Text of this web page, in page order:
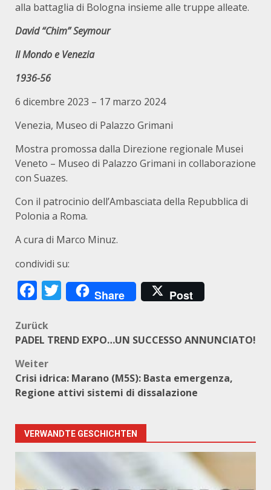
alla battaglia di Bologna insieme alle truppe alleate.
David “Chim” Seymour
Il Mondo e Venezia
1936-56
6 dicembre 2023 – 17 marzo 2024
Venezia, Museo di Palazzo Grimani
Mostra promossa dalla Direzione regionale Musei
Veneto – Museo di Palazzo Grimani in collaborazione
con Suazes.
Con il patrocinio dell’Ambasciata della Repubblica di
Polonia a Roma.
A cura di Marco Minuz.
condividi su:
Facebook
Twitter
Share Post
Beitragsnavigation
Zurück
PADEL TREND EXPO…UN SUCCESSO ANNUNCIATO!
Weiter
Crisi idrica: Marano (M5S): Basta emergenza,
Regione attivi sistemi di dissalazione
VERWANDTE GESCHICHTEN